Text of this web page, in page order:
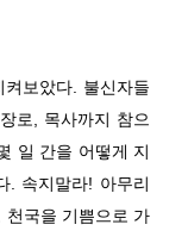
보았다. 불신자들
로, 목사까지 참으
일 간을 어떻게 지
. 속지말라! 아무리
천국을 기쁨으로 가